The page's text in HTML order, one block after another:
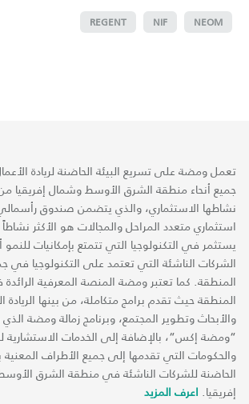
NEOM
NIF
REGENT
تعمل ومضة على تسريع البيئة الحاضنة لريادة
جميع أنحاء منطقة الشرق الأوسط وشمال إفريقيا
نشاطها الاستثماري، والذي يتضمن صندوق
استثماري متعدد المراحل والمجالات هو الأكثر
يستثمر في التكنولوجيا التي تتمتع بإمكانيات
الشركات الناشئة التي تعتمد على التكنولوجيا في
المنطقة. كما تعتبر ومضة المنصة المعرفية
المنطقة حيث تقدم برامج متكاملة، من بينها الريادة
والأبحاث وتطوير المجتمع، وبرنامج زمالة ومضة
“ومضة إكس“، بالإضافة إلى الخدمات الاستشارية
والحكومات التي تقدمها إلى جميع الأطراف المعنية
الحاضنة للشركات الناشئة في منطقة الشرق
إفريقيا. اعرف المزيد